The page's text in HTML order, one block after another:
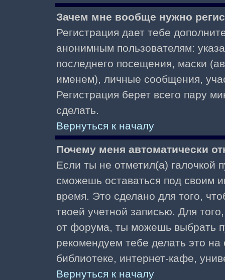
Зачем мне вообще нужно
Регистрация дает тебе
анонимным пользователям:
последнего посещения, маски
именем), личные сообщения,
Регистрация берет всего пару
сделать.
Вернуться к началу
Почему меня автоматически
Если ты не отметил(а) галочкой
сможешь оставаться под своим
время. Это сделано для того,
твоей учетной записью. Для
от форума, ты можешь выбрать
рекомендуем тебе делать это
библиотеке, интернет-кафе,
Вернуться к началу